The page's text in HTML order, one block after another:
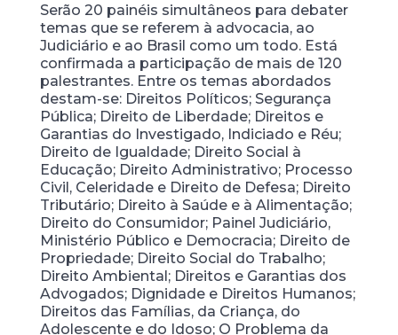
Serão 20 painéis simultâneos para debater
temas que se referem à advocacia, ao
Judiciário e ao Brasil como um todo. Está
confirmada a participação de mais de 120
palestrantes. Entre os temas abordados
destam-se: Direitos Políticos; Segurança
Pública; Direito de Liberdade; Direitos e
Garantias do Investigado, Indiciado e Réu;
Direito de Igualdade; Direito Social à
Educação; Direito Administrativo; Processo
Civil, Celeridade e Direito de Defesa; Direito
Tributário; Direito à Saúde e à Alimentação;
Direito do Consumidor; Painel Judiciário,
Ministério Público e Democracia; Direito de
Propriedade; Direito Social do Trabalho;
Direito Ambiental; Direitos e Garantias dos
Advogados; Dignidade e Direitos Humanos;
Direitos das Famílias, da Criança, do
Adolescente e do Idoso; O Problema da